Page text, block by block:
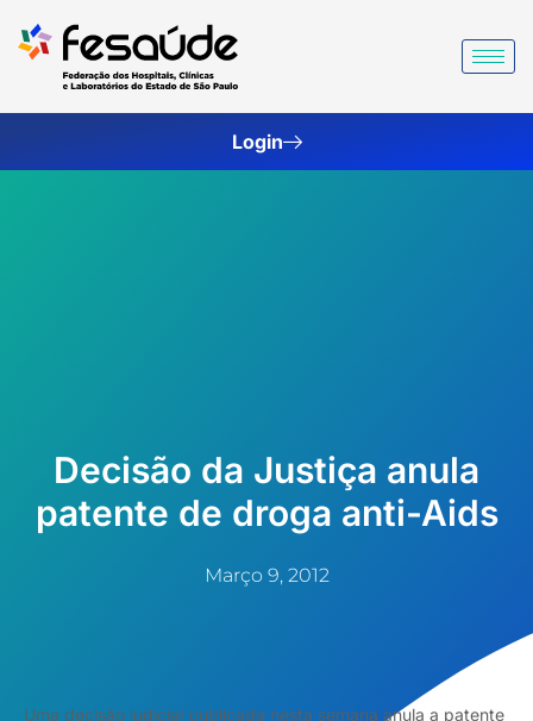
para
Login
Decisão da Justiça anula
patente de droga anti-Aids
Março 9, 2012
Uma decisão judicial publicada nesta semana anula a patente